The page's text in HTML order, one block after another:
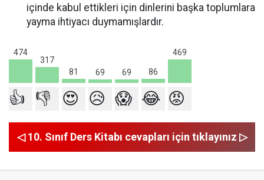
içinde kabul ettikleri için dinlerini başka toplumlara
yayma ihtiyacı duymamışlardır.
474
317
81
69 69 86
469
👍 👎 😍 😥 😱 😂 😡
◁ 10. Sınıf Ders Kitabı cevapları için tıklayınız ▷